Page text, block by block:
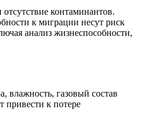
контаминантов.
к миграции несут риск
анализ жизнеспособности,
влажность, газовый состав
привести к потере